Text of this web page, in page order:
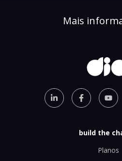
Mais
build the
Planos